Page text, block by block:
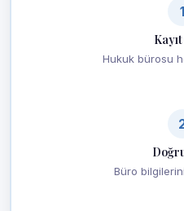
1
Hukuk bürosu
Büro